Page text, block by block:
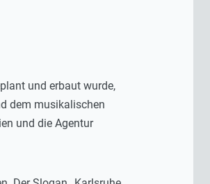
und erbaut wurde,
dem musikalischen
und die Agentur